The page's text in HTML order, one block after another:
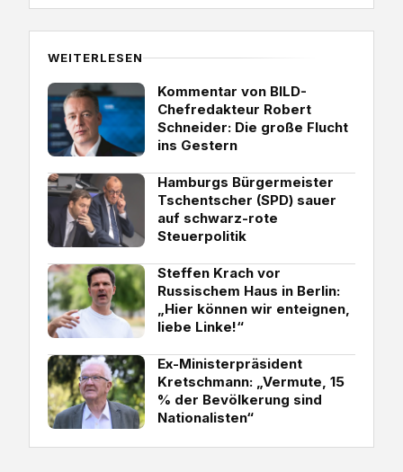
WEITERLESEN
Kommentar von BILD-
Chefredakteur Robert
Schneider: Die große Flucht
ins Gestern
Hamburgs Bürgermeister
Tschentscher (SPD) sauer
auf schwarz-rote
Steuerpolitik
Steffen Krach vor
Russischem Haus in Berlin:
„Hier können wir enteignen,
liebe Linke!“
Ex-Ministerpräsident
Kretschmann: „Vermute, 15
% der Bevölkerung sind
Nationalisten“